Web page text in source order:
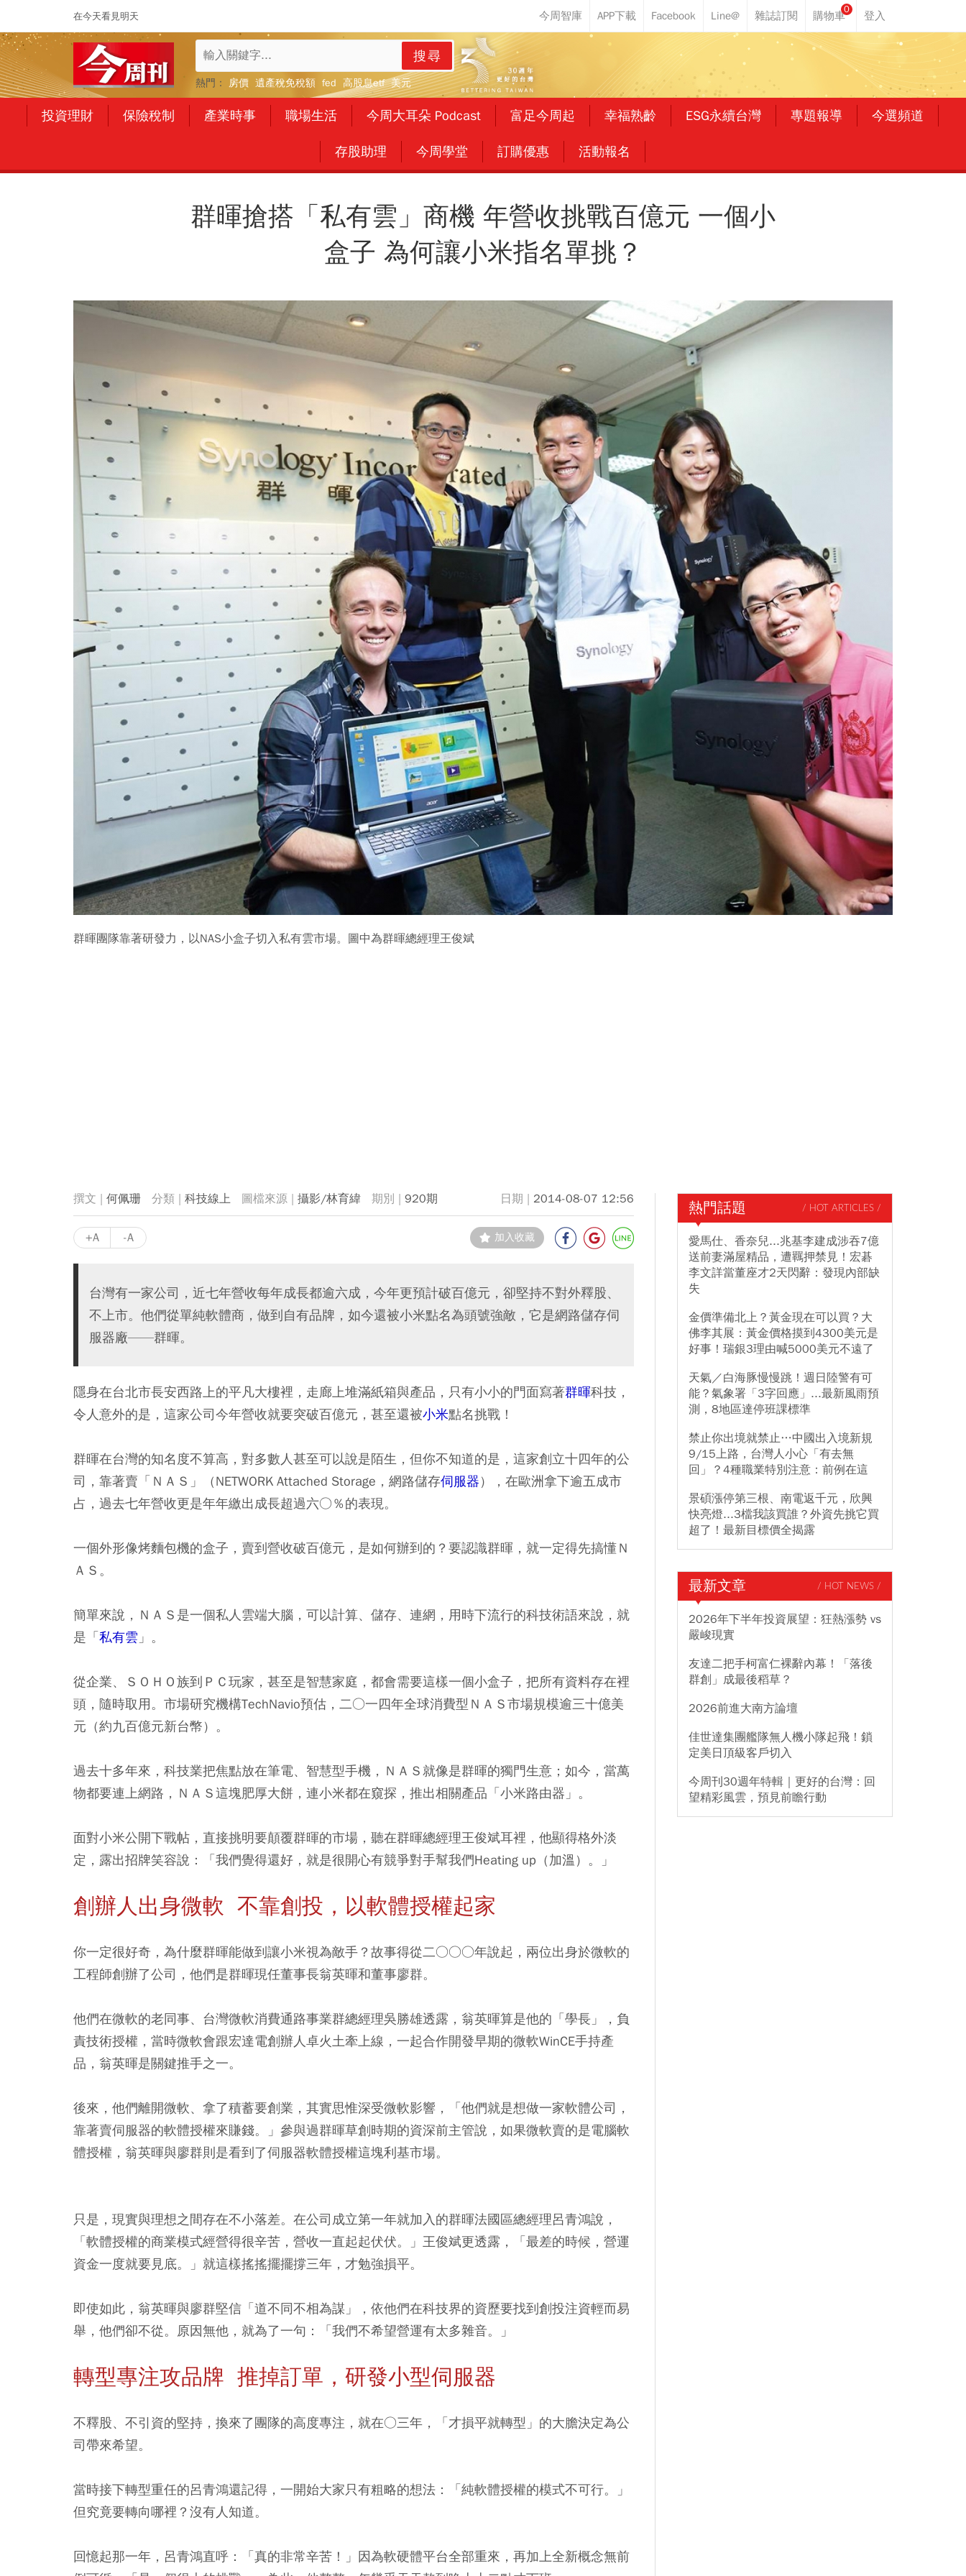
在今天看見明天
0
搜尋
熱門： 房價 遺產稅免稅額 fed 高股息etf 美元
投資理財 保險稅制 產業時事 職場生活 今周大耳朵 Podcast 富足今周起 幸福熟齡 ESG永續台灣 專題報導 今選頻道
存股助理 今周學堂 訂購優惠 活動報名
群暉搶搭「私有雲」商機 年營收挑戰百億元 一個小
盒子 為何讓小米指名單挑？
群暉團隊靠著研發力，以NAS小盒子切入私有雲市場。圖中為群暉總經理王俊斌
何佩珊 科技線上 攝影/林育緯 920期 2014-08-07 12:56
+A -A 加入收藏
台灣有一家公司，近七年營收每年成長都逾六成，今年更預計破百億元，卻堅持不對外釋股、
不上市。他們從單純軟體商，做到自有品牌，如今還被小米點名為頭號強敵，它是網路儲存伺
服器廠——群暉。
隱身在台北市長安西路上的平凡大樓裡，走廊上堆滿紙箱與產品，只有小小的門面寫著群暉科技，
令人意外的是，這家公司今年營收就要突破百億元，甚至還被小米點名挑戰！
群暉在台灣的知名度不算高，對多數人甚至可以說是陌生，但你不知道的是，這家創立十四年的公
司，靠著賣「ＮＡＳ」（NETWORK Attached Storage，網路儲存伺服器），在歐洲拿下逾五成市
占，過去七年營收更是年年繳出成長超過六○％的表現。
一個外形像烤麵包機的盒子，賣到營收破百億元，是如何辦到的？要認識群暉，就一定得先搞懂Ｎ
ＡＳ。
簡單來說，ＮＡＳ是一個私人雲端大腦，可以計算、儲存、連網，用時下流行的科技術語來說，就
是「私有雲 」。
從企業、ＳＯＨＯ族到ＰＣ玩家，甚至是智慧家庭，都會需要這樣一個小盒子，把所有資料存在裡
頭，隨時取用。市場研究機構TechNavio預估，二○一四年全球消費型ＮＡＳ市場規模逾三十億美
元（約九百億元新台幣）。
過去十多年來，科技業把焦點放在筆電、智慧型手機，ＮＡＳ就像是群暉的獨門生意；如今，當萬
物都要連上網路，ＮＡＳ這塊肥厚大餅，連小米都在窺探，推出相關產品「小米路由器」。
面對小米公開下戰帖，直接挑明要顛覆群暉的市場，聽在群暉總經理王俊斌耳裡，他顯得格外淡
定，露出招牌笑容說：「我們覺得還好，就是很開心有競爭對手幫我們Heating up（加溫）。」
創辦人出身微軟 不靠創投，以軟體授權起家
你一定很好奇，為什麼群暉能做到讓小米視為敵手？故事得從二○○○年說起，兩位出身於微軟的
工程師創辦了公司，他們是群暉現任董事長翁英暉和董事廖群。
他們在微軟的老同事、台灣微軟消費通路事業群總經理吳勝雄透露，翁英暉算是他的「學長」，負
責技術授權，當時微軟會跟宏達電創辦人卓火土牽上線，一起合作開發早期的微軟WinCE手持產
品，翁英暉是關鍵推手之一。
後來，他們離開微軟、拿了積蓄要創業，其實思惟深受微軟影響，「他們就是想做一家軟體公司，
靠著賣伺服器的軟體授權來賺錢。」參與過群暉草創時期的資深前主管說，如果微軟賣的是電腦軟
體授權，翁英暉與廖群則是看到了伺服器軟體授權這塊利基市場。
只是，現實與理想之間存在不小落差。在公司成立第一年就加入的群暉法國區總經理呂青鴻說，
「軟體授權的商業模式經營得很辛苦，營收一直起起伏伏。」王俊斌更透露，「最差的時候，營運
資金一度就要見底。」就這樣搖搖擺擺撐三年，才勉強損平。
即使如此，翁英暉與廖群堅信「道不同不相為謀」，依他們在科技界的資歷要找到創投注資輕而易
舉，他們卻不從。原因無他，就為了一句：「我們不希望營運有太多雜音。」
轉型專注攻品牌 推掉訂單，研發小型伺服器
不釋股、不引資的堅持，換來了團隊的高度專注，就在○三年，「才損平就轉型」的大膽決定為公
司帶來希望。
當時接下轉型重任的呂青鴻還記得，一開始大家只有粗略的想法：「純軟體授權的模式不可行。」
但究竟要轉向哪裡？沒有人知道。
回憶起那一年，呂青鴻直呼：「真的非常辛苦！」因為軟硬體平台全部重來，再加上全新概念無前
熱門話題 / HOT ARTICLES /
愛馬仕、香奈兒...兆基李建成涉吞7億
送前妻滿屋精品，遭羈押禁見！宏碁
李文詳當董座才2天閃辭：發現內部缺
失
金價準備北上？黃金現在可以買？大
佛李其展：黃金價格摸到4300美元是
好事！瑞銀3理由喊5000美元不遠了
天氣／白海豚慢慢跳！週日陸警有可
能？氣象署「3字回應」...最新風雨預
測，8地區達停班課標準
禁止你出境就禁止…中國出入境新規
9/15上路，台灣人小心「有去無
回」？4種職業特別注意：前例在這
景碩漲停第三根、南電返千元，欣興
快亮燈...3檔我該買誰？外資先挑它買
超了！最新目標價全揭露
最新文章 / HOT NEWS /
2026年下半年投資展望：狂熱漲勢 vs
嚴峻現實
友達二把手柯富仁裸辭內幕！「落後
群創」成最後稻草？
2026前進大南方論壇
佳世達集團艦隊無人機小隊起飛！鎖
定美日頂級客戶切入
今周刊30週年特輯｜更好的台灣：回
望精彩風雲，預見前瞻行動